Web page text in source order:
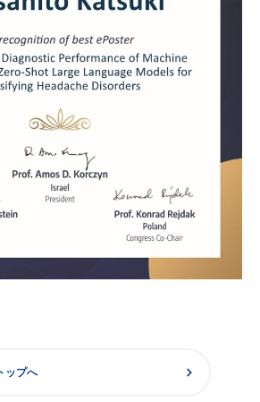
ップへ chevron_right